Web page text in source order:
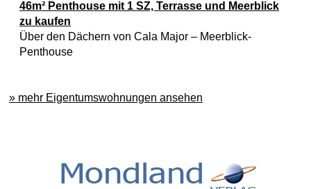
46m² Penthouse mit 1 SZ, Terrasse und Meerblick
zu kaufen
Über den Dächern von Cala Major – Meerblick-
Penthouse
» mehr Eigentumswohnungen ansehen